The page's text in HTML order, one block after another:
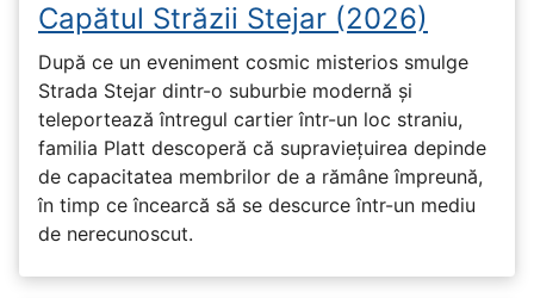
Capătul Străzii Stejar (2026)
După ce un eveniment cosmic misterios smulge
Strada Stejar dintr-o suburbie modernă și
teleportează întregul cartier într-un loc straniu,
familia Platt descoperă că supraviețuirea depinde
de capacitatea membrilor de a rămâne împreună,
în timp ce încearcă să se descurce într-un mediu
de nerecunoscut.